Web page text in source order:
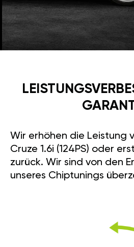
Wir erhöhen die Leistung
Cruze 1.6i (124PS) oder
zurück. Wir sind von den
unseres Chiptunings